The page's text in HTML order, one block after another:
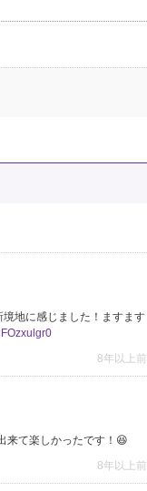
地に感じました！ますます
8年以上前
来て楽しかったです！😆
8年以上前